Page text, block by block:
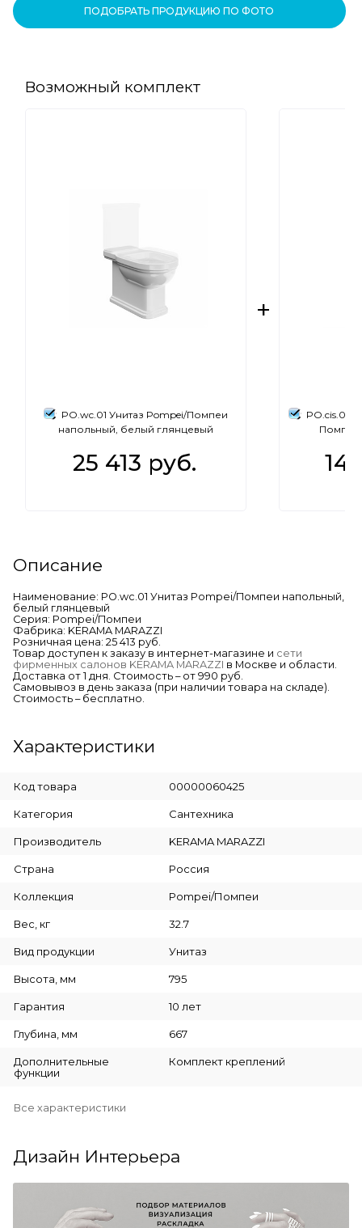
ПОДОБРАТЬ ПРОДУКЦИЮ ПО ФОТО
Возможный комплект
PO.wc.01 Унитаз Pompei/Помпеи
напольный, белый глянцевый
25 413 руб.
PO.cis.01
14
Описание
Наименование: PO.wc.01 Унитаз Pompei/Помпеи напольный,
белый глянцевый
Серия: Pompei/Помпеи
Фабрика: KERAMA MARAZZI
Розничная цена: 25 413 руб.
Товар доступен к заказу в интернет-магазине и сети
фирменных салонов KERAMA MARAZZI в Москве и области.
Доставка от 1 дня. Стоимость – от 990 руб.
Самовывоз в день заказа (при наличии товара на складе).
Стоимость – бесплатно.
Характеристики
Код товара 00000060425
Категория Сантехника
Производитель KERAMA MARAZZI
Страна Россия
Коллекция Pompei/Помпеи
Вес, кг 32.7
Вид продукции Унитаз
Высота, мм 795
Гарантия 10 лет
Глубина, мм 667
Дополнительные
функции
Комплект креплений
Все характеристики
Дизайн Интерьера